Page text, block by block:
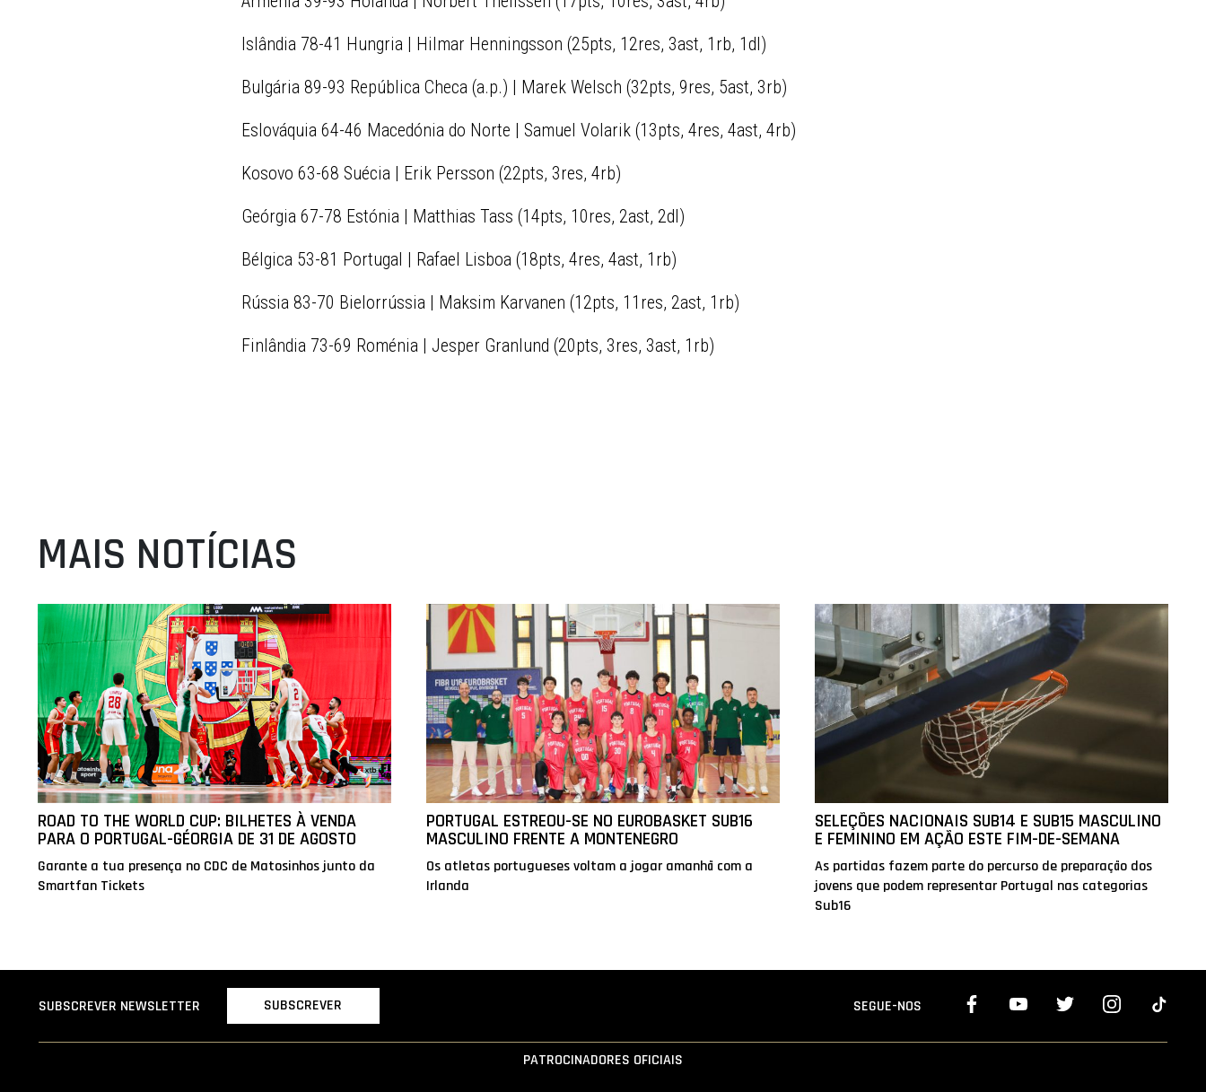
Islândia 78-41 Hungria | Hilmar Henningsson (25pts, 12res, 3ast, 1rb, 1dl)
Bulgária 89-93 República Checa (a.p.) | Marek Welsch (32pts, 9res, 5ast, 3rb)
Eslováquia 64-46 Macedónia do Norte | Samuel Volarik (13pts, 4res, 4ast, 4rb)
Kosovo 63-68 Suécia | Erik Persson (22pts, 3res, 4rb)
Geórgia 67-78 Estónia | Matthias Tass (14pts, 10res, 2ast, 2dl)
Bélgica 53-81 Portugal | Rafael Lisboa (18pts, 4res, 4ast, 1rb)
Rússia 83-70 Bielorrússia | Maksim Karvanen (12pts, 11res, 2ast, 1rb)
Finlândia 73-69 Roménia | Jesper Granlund (20pts, 3res, 3ast, 1rb)
MAIS NOTÍCIAS
ROAD TO THE WORLD CUP: BILHETES À VENDA
PARA O PORTUGAL-GÉORGIA DE 31 DE AGOSTO
Garante a tua presença no CDC de Matosinhos junto da
Smartfan Tickets
PORTUGAL ESTREOU-SE NO EUROBASKET SUB16
MASCULINO FRENTE A MONTENEGRO
Os atletas portugueses voltam a jogar amanhã com a
Irlanda
SELEÇÕES NACIONAIS SUB14 E SUB15 MASCULINO
E FEMININO EM AÇÃO ESTE FIM-DE-SEMANA
As partidas fazem parte do percurso de preparação dos
jovens que podem representar Portugal nas categorias
Sub16
SUBSCREVER NEWSLETTER SUBSCREVER SEGUE-NOS
PATROCINADORES OFICIAIS